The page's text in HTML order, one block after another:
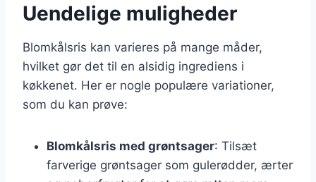
Uendelige muligheder
Blomkålsris kan varieres på mange måder,
hvilket gør det til en alsidig ingrediens i
køkkenet. Her er nogle populære variationer,
som du kan prøve:
Blomkålsris med grøntsager: Tilsæt
farverige grøntsager som gulerødder, ærter